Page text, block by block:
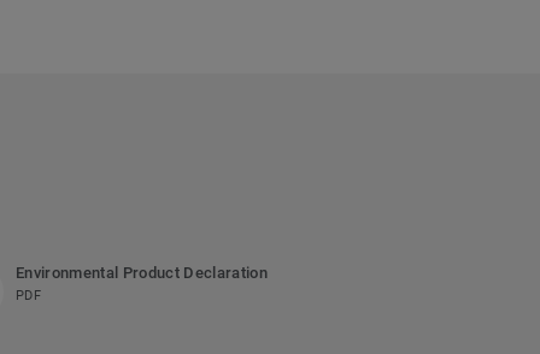
Environmental Product Declaration
PDF